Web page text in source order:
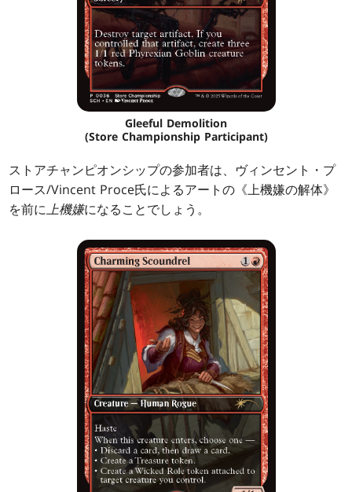
Gleeful Demolition
(Store Championship Participant)
ストアチャンピオンシップの参加者は、ヴィンセント・プ
ロース/Vincent Proce氏によるアートの《上機嫌の解体》
を前に上機嫌になることでしょう。